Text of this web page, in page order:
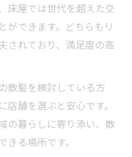
床屋では世代を超えた交
ができます。どちらもリ
されており、満足度の高
散髪を検討している方
舗を選ぶと安心です。
の暮らしに寄り添い、散
る場所です。